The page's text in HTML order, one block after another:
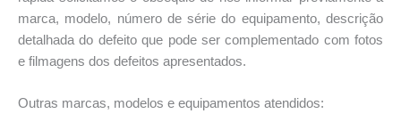
marca, modelo, número de série do equipamento, descrição
detalhada do defeito que pode ser complementado com fotos
e filmagens dos defeitos apresentados.
Outras marcas, modelos e equipamentos atendidos: